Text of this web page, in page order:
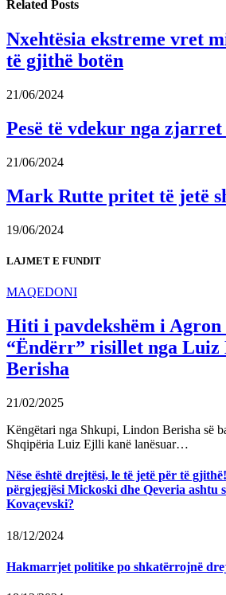
Related Posts
Nxehtësia ekstreme vret
të gjithë botën
21/06/2024
Pesë të vdekur nga
21/06/2024
Mark Rutte pritet të jetë
19/06/2024
LAJMET E FUNDIT
MAQEDONI
Hiti i pavdekshëm i Agron
“Ëndërr” risillet nga
Berisha
21/02/2025
Këngëtari nga Shkupi, Lindon Berisha së
Shqipëria Luiz Ejlli kanë lanësuar…
Nëse është drejtësi, le të jetë për të
përgjegjësi Mickoski dhe Qeveria ashtu
Kovaçevski?
18/12/2024
Hakmarrjet politike po shkatërrojnë